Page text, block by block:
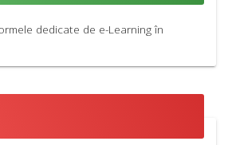
dedicate de e-Learning în